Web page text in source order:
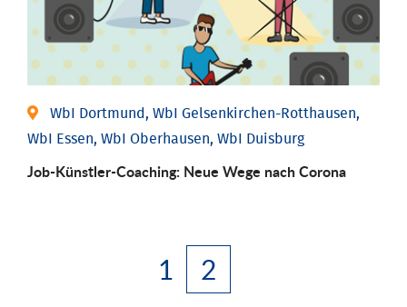
WbI Dortmund, WbI Gelsenkirchen-Rotthausen,
WbI Essen, WbI Oberhausen, WbI Duisburg
Job-Künstler-Coaching: Neue Wege nach Corona
1 2